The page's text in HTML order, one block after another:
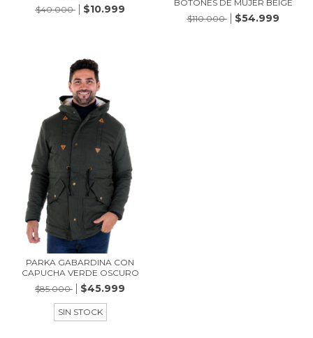
$40.000
$10.999
BOTONES DE MUJER BEIGE
$110.000
$54.999
PARKA GABARDINA CON
CAPUCHA VERDE OSCURO
$85.000
$45.999
SIN STOCK